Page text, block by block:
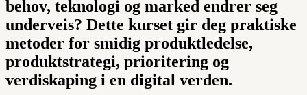
behov, teknologi og marked endrer seg
underveis? Dette kurset gir deg praktiske
metoder for smidig produktledelse,
produktstrategi, prioritering og
verdiskaping i en digital verden.